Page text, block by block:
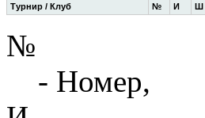
Турнир / Клуб № И Ш
№
- Номер,